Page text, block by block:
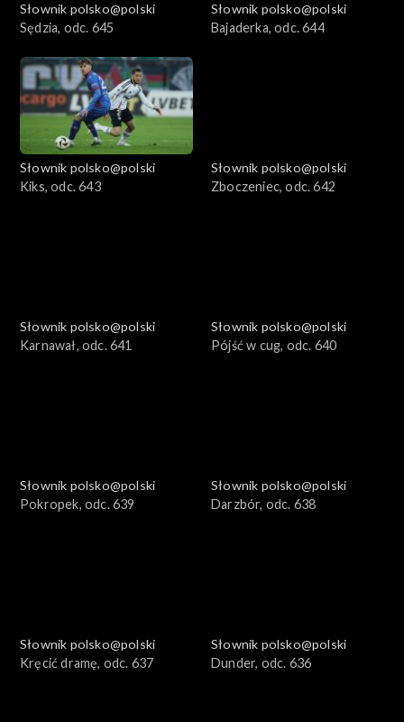
Słownik polsko@polski
Sędzia, odc. 645
Słownik polsko@polski
Bajaderka, odc. 644
Słownik polsko@polski
Kiks, odc. 643
Słownik polsko@polski
Zboczeniec, odc. 642
Słownik polsko@polski
Karnawał, odc. 641
Słownik polsko@polski
Pójść w cug, odc. 640
Słownik polsko@polski
Pokropek, odc. 639
Słownik polsko@polski
Darzbór, odc. 638
Słownik polsko@polski
Kręcić dramę, odc. 637
Słownik polsko@polski
Dunder, odc. 636